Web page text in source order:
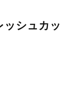
シュカッ